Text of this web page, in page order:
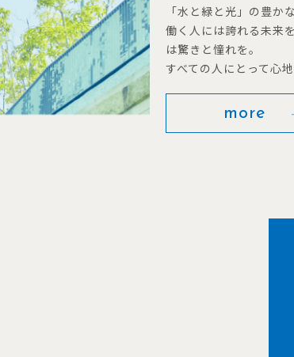
「水と緑と光」の豊
働く人には誇れる未来
は驚きと憧れを。
すべての人にとって心
more